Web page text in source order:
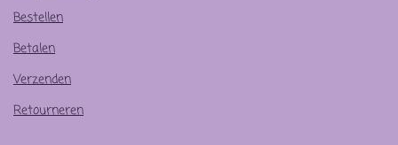
Bestellen
Betalen
Verzenden
Retourneren